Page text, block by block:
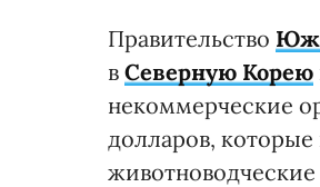
Правительство
в Северную Корею
некоммерческие
долларов, которые